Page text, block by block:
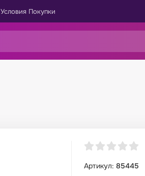
Условия Покупки
Артикул: 85445